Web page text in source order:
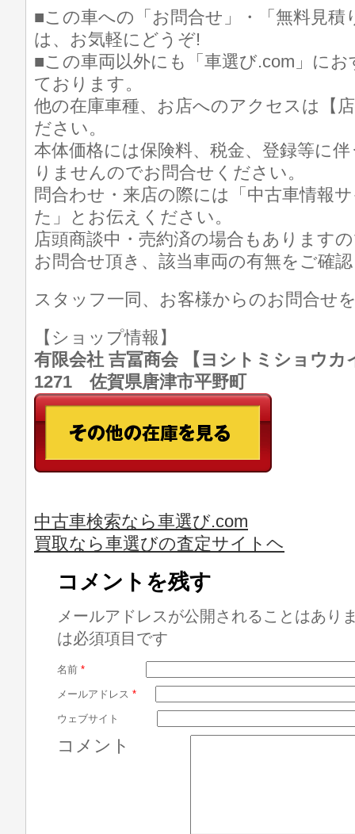
■この車への「お問合せ」・「無料見積
は、お気軽にどうぞ!
■この車両以外にも「車選び.com」に
ております。
他の在庫車種、お店へのアクセスは【
ださい。
本体価格には保険料、税金、登録等に
りませんのでお問合せください。
問合わせ・来店の際には「中古車情報
た」とお伝えください。
店頭商談中・売約済の場合もあります
お問合せ頂き、該当車両の有無をご確
スタッフ一同、お客様からのお問合せ
【ショップ情報】
有限会社 吉冨商会 【ヨシトミショウ
1271 佐賀県唐津市平野町
中古車検索なら車選び.com
買取なら車選びの査定サイトヘ
コメントを残す
メールアドレスが公開されることはあり
は必須項目です
名前 *
メールアドレス *
ウェブサイト
コメント